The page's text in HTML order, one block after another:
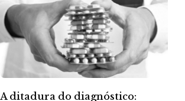
A ditadura do diagnóstico: